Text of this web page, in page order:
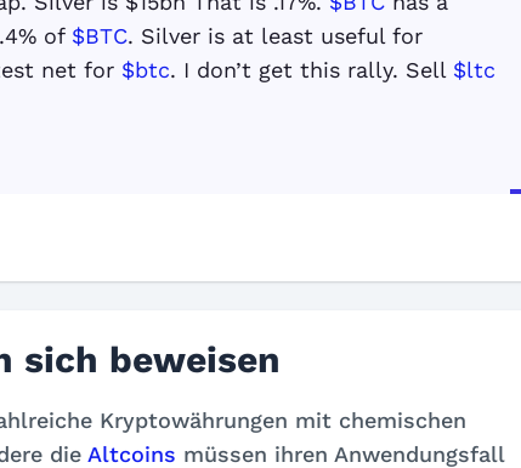
of $BTC. Silver is at least useful for
net for $btc. I don’t get this rally. Sell $ltc
sich beweisen
Kryptowährungen mit chemischen
die Altcoins müssen ihren Anwendungsfall